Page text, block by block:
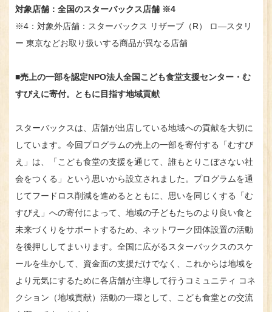
対象店舗：全国のスターバックス店舗 ※4
※4：対象外店舗：スターバックス リザーブ（R） ロ—スタリ
ー 東京などお取り扱いする商品が異なる店舗
■売上の一部を認定NPO法人全国こども食堂支援センター・む
すびえに寄付。ともに目指す地域貢献
スターバックスは、店舗が出店している地域への貢献を大切に
しています。今回プログラムの売上の一部を寄付する「むすび
え」は、「こども食堂の支援を通じて、誰もとりこぼさない社
会をつくる」という思いから設立されました。プログラムを通
じてフードロス削減を進めるとともに、思いを同じくする「む
すびえ」への寄付によって、地域の子どもたちのより良い食と
未来づくりをサポートするため、ネットワーク団体設置の活動
を後押ししてまいります。全国に広がるスターバックスのスケ
ールを生かして、資金面の支援だけでなく、これからは地域を
より元気にするために各店舗が主導して行うコミュニティ コネ
クション（地域貢献）活動の一環として、こども食堂との交流